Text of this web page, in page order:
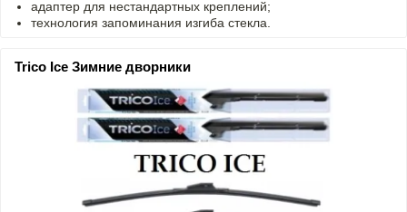
адаптер для нестандартных креплений;
технология запоминания изгиба стекла.
Trico Ice Зимние дворники